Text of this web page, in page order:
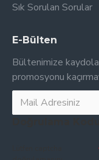
Sık Sorulan Sorular
E-Bülten
Bültenimize
promosyonu